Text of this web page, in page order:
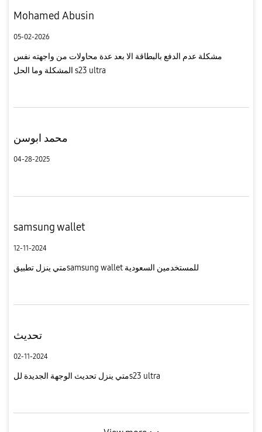
Mohamed Abusin
05-02-2026
مشكلة عدم الدفع بالبطاقة الا بعد عدة محاولات من واجهته نفس
المشكلة وما الحل s23 ultra
محمد ابوسن
04-28-2025
samsung wallet
12-11-2024
متي ينزل تطبيقsamsung wallet للمستخدمين السعودية
تحديث
02-11-2024
متي ينزل تحديث الوجهة الجديدة للs23 ultra